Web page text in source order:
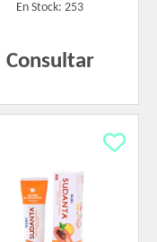
En Stock: 253
Consultar